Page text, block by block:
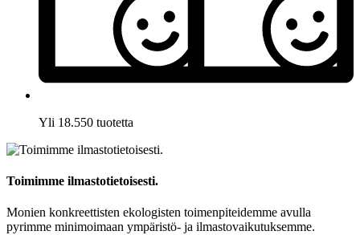
Yli 18.550 tuotetta
Toimimme ilmastotietoisesti.
Monien konkreettisten ekologisten toimenpiteidemme avulla
pyrimme minimoimaan ympäristö- ja ilmastovaikutuksemme.